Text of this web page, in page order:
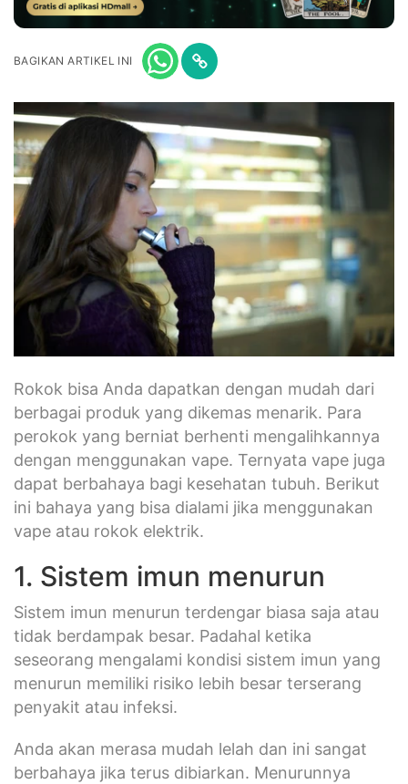
BAGIKAN ARTIKEL INI
Rokok bisa Anda dapatkan dengan mudah dari
berbagai produk yang dikemas menarik. Para
perokok yang berniat berhenti mengalihkannya
dengan menggunakan vape. Ternyata vape juga
dapat berbahaya bagi kesehatan tubuh. Berikut
ini bahaya yang bisa dialami jika menggunakan
vape atau rokok elektrik.
1. Sistem imun menurun
Sistem imun menurun terdengar biasa saja atau
tidak berdampak besar. Padahal ketika
seseorang mengalami kondisi sistem imun yang
menurun memiliki risiko lebih besar terserang
penyakit atau infeksi.
Anda akan merasa mudah lelah dan ini sangat
berbahaya jika terus dibiarkan. Menurunnya